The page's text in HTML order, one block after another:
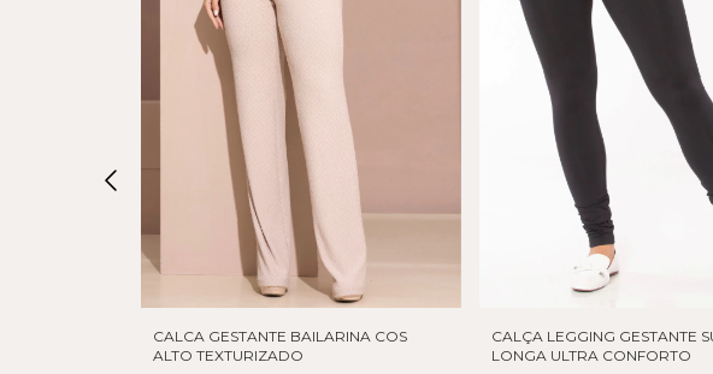
CALCA GESTANTE BAILARINA COS
ALTO TEXTURIZADO
CALÇA LEGGING GESTANTE
LONGA ULTRA CONFORTO